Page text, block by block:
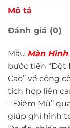
Mô tả
Đánh giá (0)
Mẫu Màn Hình
bước tiến ‘’Đột
Cao’’ về công
tích hợp liền
– Điểm Mù’’
giúp ghi hình